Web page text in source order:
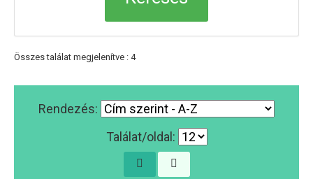
Összes találat megjelenítve : 4
Rendezés:
Találat/oldal: